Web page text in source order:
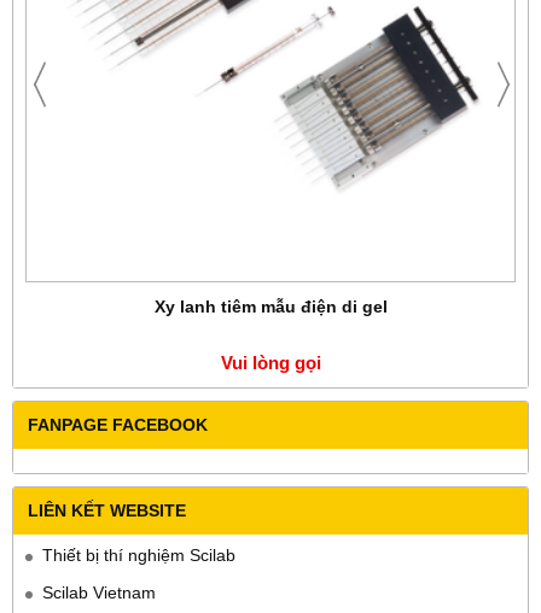
Xy lanh tiêm mẫu điện di gel
Vui lòng gọi
FANPAGE FACEBOOK
LIÊN KẾT WEBSITE
Thiết bị thí nghiệm Scilab
Scilab Vietnam